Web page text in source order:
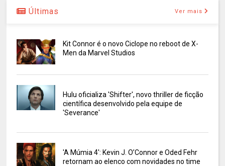
Últimas Ver mais
Kit Connor é o novo Ciclope no reboot de X-
Men da Marvel Studios
Hulu oficializa 'Shifter', novo thriller de ficção
científica desenvolvido pela equipe de
'Severance'
'A Múmia 4': Kevin J. O’Connor e Oded Fehr
retornam ao elenco com novidades no time